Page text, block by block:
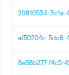
20810534-
af50204c-5dc6-
8e58b277-f4c5-